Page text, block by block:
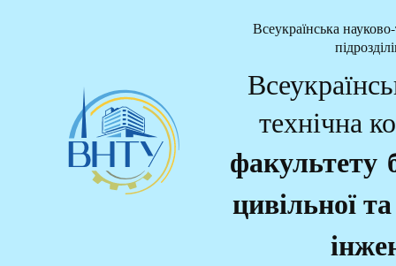
Всеукраїнська
технічна
факультету
цивільної